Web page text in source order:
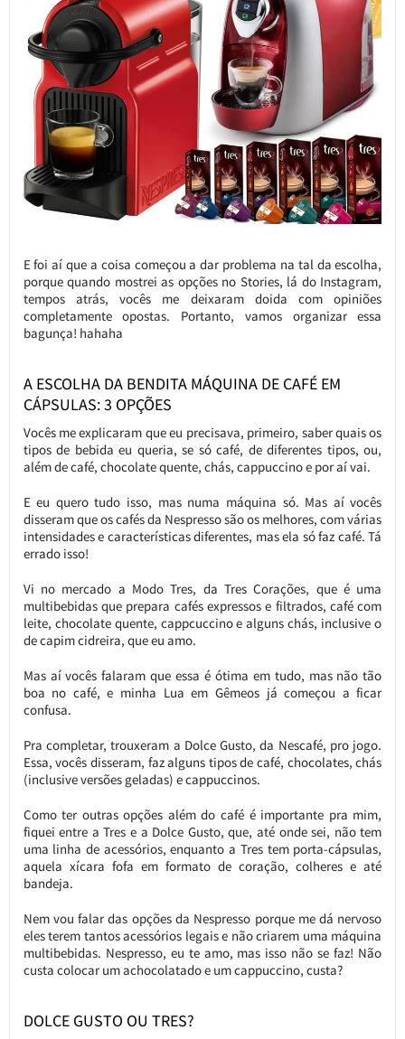
E foi aí que a coisa começou a dar problema na tal da escolha,
porque quando mostrei as opções no Stories, lá do Instagram,
tempos atrás, vocês me deixaram doida com opiniões
completamente opostas. Portanto, vamos organizar essa
bagunça! hahaha
A ESCOLHA DA BENDITA MÁQUINA DE CAFÉ EM
CÁPSULAS: 3 OPÇÕES
Vocês me explicaram que eu precisava, primeiro, saber quais os
tipos de bebida eu queria, se só café, de diferentes tipos, ou,
além de café, chocolate quente, chás, cappuccino e por aí vai.
E eu quero tudo isso, mas numa máquina só. Mas aí vocês
disseram que os cafés da Nespresso são os melhores, com várias
intensidades e características diferentes, mas ela só faz café. Tá
errado isso!
Vi no mercado a Modo Tres, da Tres Corações, que é uma
multibebidas que prepara cafés expressos e filtrados, café com
leite, chocolate quente, cappcuccino e alguns chás, inclusive o
de capim cidreira, que eu amo.
Mas aí vocês falaram que essa é ótima em tudo, mas não tão
boa no café, e minha Lua em Gêmeos já começou a ficar
confusa.
Pra completar, trouxeram a Dolce Gusto, da Nescafé, pro jogo.
Essa, vocês disseram, faz alguns tipos de café, chocolates, chás
(inclusive versões geladas) e cappuccinos.
Como ter outras opções além do café é importante pra mim,
fiquei entre a Tres e a Dolce Gusto, que, até onde sei, não tem
uma linha de acessórios, enquanto a Tres tem porta-cápsulas,
aquela xícara fofa em formato de coração, colheres e até
bandeja.
Nem vou falar das opções da Nespresso porque me dá nervoso
eles terem tantos acessórios legais e não criarem uma máquina
multibebidas. Nespresso, eu te amo, mas isso não se faz! Não
custa colocar um achocolatado e um cappuccino, custa?
DOLCE GUSTO OU TRES?